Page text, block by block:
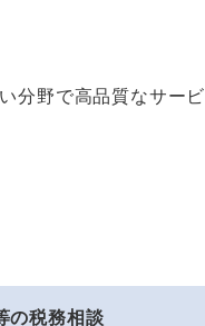
分野で高品質なサー
の税務相談